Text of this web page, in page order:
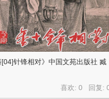
[04]针锋相对》中国文苑出版社 臧
喜欢: 0 回复: